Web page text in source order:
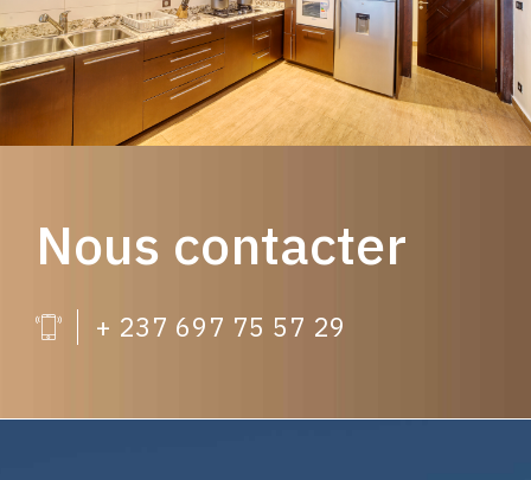
Nous contacter
+ 237 697 75 57 29